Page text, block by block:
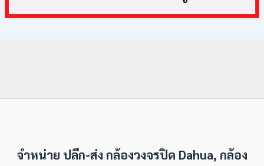
จำหน่าย ปลีก-ส่ง กล้องวงจรปิด Dahua, กล้อง